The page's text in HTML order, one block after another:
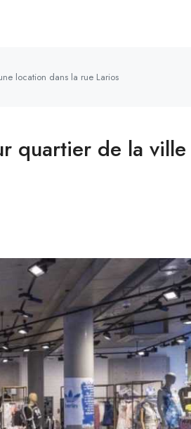
location dans la rue Larios
quartier de la ville